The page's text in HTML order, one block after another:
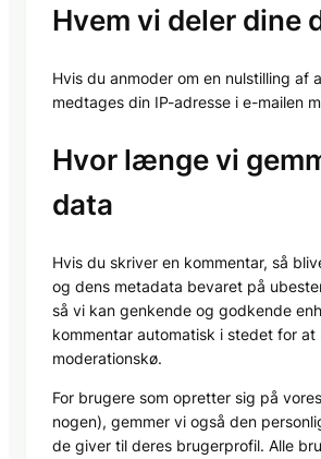
Hvem vi deler dine
Hvis du anmoder om en nulstilling af
medtages din IP-adresse i e-mailen
Hvor længe vi
data
Hvis du skriver en kommentar, så
og dens metadata bevaret på
så vi kan genkende og godkende
kommentar automatisk i stedet for at
moderationskø.
For brugere som opretter sig på
nogen), gemmer vi også den
de giver til deres brugerprofil. Alle